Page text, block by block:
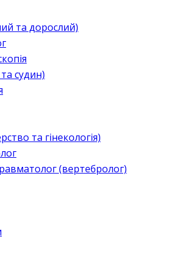
та дорослий)
судин)
та гінекологія)
(вертебролог)